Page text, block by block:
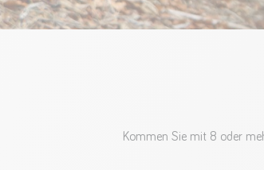
Kommen Sie mit 8 oder